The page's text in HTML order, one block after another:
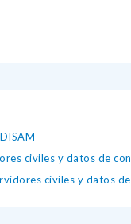
civiles y datos de
civiles y datos